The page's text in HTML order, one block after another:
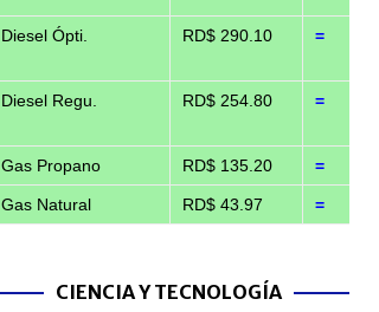
Diesel Ópti. RD$ 290.10 =
Diesel Regu. RD$ 254.80 =
Gas Propano RD$ 135.20 =
Gas Natural RD$ 43.97 =
CIENCIA Y TECNOLOGÍA